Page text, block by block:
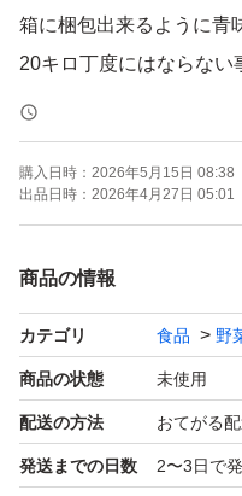
箱に梱包出来るように青
20キロ丁度にはならない
購入日時： 2026年5月15日 08:38
出品日時： 2026年4月27日 05:01
商品の情報
カテゴリ 食品 野
商品の状態 未使用
配送の方法 おてがる
発送までの日数 2〜3日で